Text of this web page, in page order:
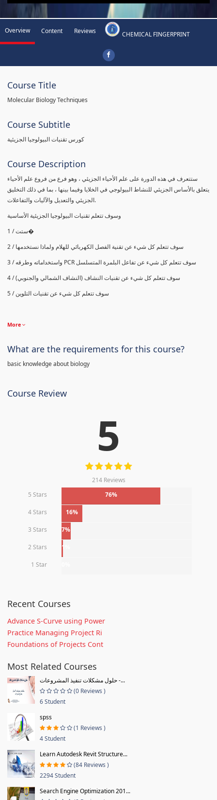
Overview Content Reviews CHEMICAL FINGERPRINT
Course Title
Molecular Biology Techniques
Course Subtitle
كورس تقنيات البيولوجيا الجزيئية
Course Description
ستتعرف في هذه الدورة على علم الأحياء الجزيئي ، وهو فرع من فروع علم الأحياء
يتعلق بالأساس الجزيئي للنشاط البيولوجي في الخلايا وفيما بينها ، بما في ذلك التخليق
الجزيئي والتعديل والآليات والتفاعلات.
وسوف تتعلم تقنيات البيولوجيا الجزيئية الأساسية
1 / ستت�
2 / سوف تتعلم كل شيء عن تقنية الفصل الكهربائي للهلام ولماذا نستخدمها
3 / سوف تتعلم كل شيء عن تفاعل البلمرة المتسلسلPCR واستخداماته وطرقه
4 / سوف تتعلم كل شيء عن تقنيات النشاف (النشاف الشمالي والجنوبي)
5 / سوف تتعلم كل شيء عن تقنيات التلوين
More
What are the requirements for this course?
basic knowledge about biology
Course Review
5
214 Reviews
5 Stars
76%
4 Stars 16%
3 Stars 7%
2 Stars 1%
1 Star
Recent Courses
Advance S-Curve using Power
Practice Managing Project Ri
Foundations of Projects Cont
Most Related Courses
حلول مشكلات تنفيذ المشروعات -...
(0 Reviews )
6 Student
spss
(1 Reviews )
4 Student
Learn Autodesk Revit Structure...
(84 Reviews )
2294 Student
Search Engine Optimization 201...